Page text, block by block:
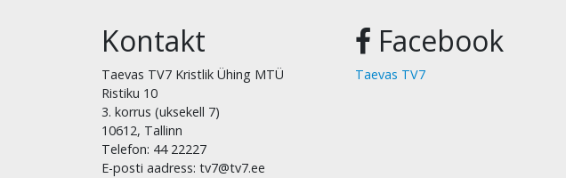
Kontakt
Taevas TV7 Kristlik Ühing MTÜ
Ristiku 10
3. korrus (uksekell 7)
10612, Tallinn
Telefon: 44 22227
E-posti aadress: tv7@tv7.ee
Facebook
Taevas TV7